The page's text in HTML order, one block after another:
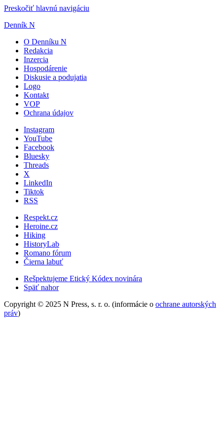
Preskočiť hlavnú navigáciu
Denník N
O Denníku N
Redakcia
Inzercia
Hospodárenie
Diskusie a podujatia
Logo
Kontakt
VOP
Ochrana údajov
Instagram
YouTube
Facebook
Bluesky
Threads
X
LinkedIn
Tiktok
RSS
Respekt.cz
Heroine.cz
Hiking
HistoryLab
Romano fórum
Čierna labuť
Rešpektujeme Etický Kódex novinára
Späť nahor
Copyright © 2025 N Press, s. r. o. (informácie o ochrane autorských
práv)